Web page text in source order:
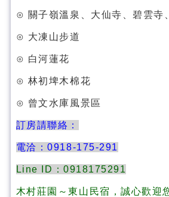
⊙ 關子嶺溫泉、大仙寺、碧雲寺
⊙ 大凍山步道
⊙ 白河蓮花
⊙ 林初埤木棉花
⊙ 曾文水庫風景區
訂房請聯絡：
電洽：0918-175-291
Line ID：0918175291
木村莊園～東山民宿，誠心歡迎